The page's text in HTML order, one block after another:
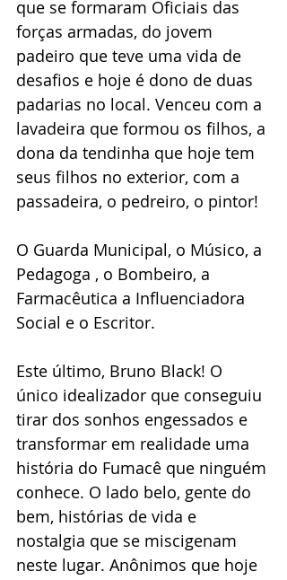
que se formaram Oficiais das
forças armadas, do jovem
padeiro que teve uma vida de
desafios e hoje é dono de duas
padarias no local. Venceu com a
lavadeira que formou os filhos, a
dona da tendinha que hoje tem
seus filhos no exterior, com a
passadeira, o pedreiro, o pintor!
O Guarda Municipal, o Músico, a
Pedagoga , o Bombeiro, a
Farmacêutica a Influenciadora
Social e o Escritor.
Este último, Bruno Black! O
único idealizador que conseguiu
tirar dos sonhos engessados e
transformar em realidade uma
história do Fumacê que ninguém
conhece. O lado belo, gente do
bem, histórias de vida e
nostalgia que se miscigenam
neste lugar. Anônimos que hoje